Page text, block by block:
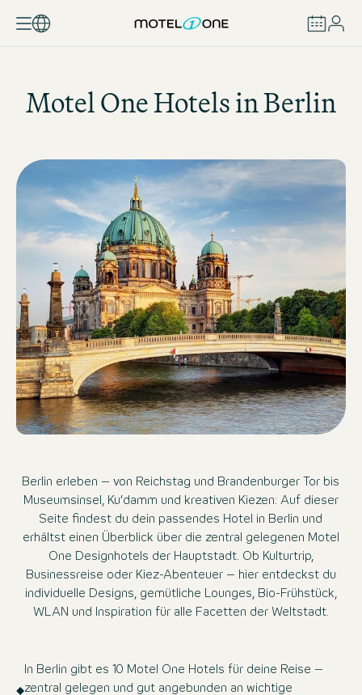
Motel OneHotels in Berlin
Berlin erleben – von Reichstag und Brandenburger Tor bis
Museumsinsel, Ku’damm und kreativen Kiezen: Auf dieser
Seite findest du dein passendes Hotel in Berlin und
erhältst einen Überblick über die zentral gelegenen Motel
One Designhotels der Hauptstadt. Ob Kulturtrip,
Businessreise oder Kiez-Abenteuer – hier entdeckst du
individuelle Designs, gemütliche Lounges, Bio-Frühstück,
WLAN und Inspiration für alle Facetten der Weltstadt.
In Berlin gibt es 10 Motel One Hotels für deine Reise –
zentral gelegen und gut angebunden an wichtige